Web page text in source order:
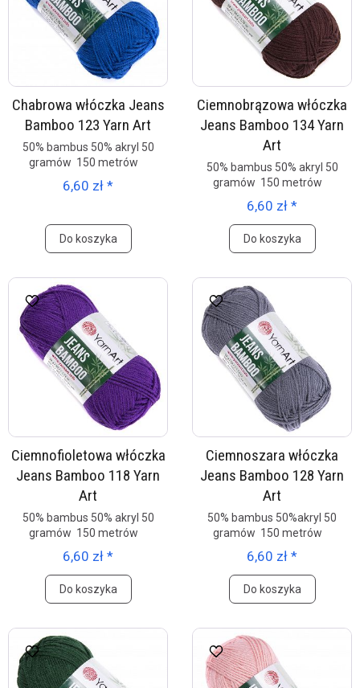
Chabrowa włóczka Jeans
Bamboo 123 Yarn Art
50% bambus 50% akryl 50
gramów 150 metrów
6,60 zł *
Do koszyka
Ciemnobrązowa włóczka
Jeans Bamboo 134 Yarn
Art
50% bambus 50% akryl 50
gramów 150 metrów
6,60 zł *
Do koszyka
Ciemnofioletowa włóczka
Jeans Bamboo 118 Yarn
Art
50% bambus 50% akryl 50
gramów 150 metrów
6,60 zł *
Do koszyka
Ciemnoszara włóczka
Jeans Bamboo 128 Yarn
Art
50% bambus 50%akryl 50
gramów 150 metrów
6,60 zł *
Do koszyka